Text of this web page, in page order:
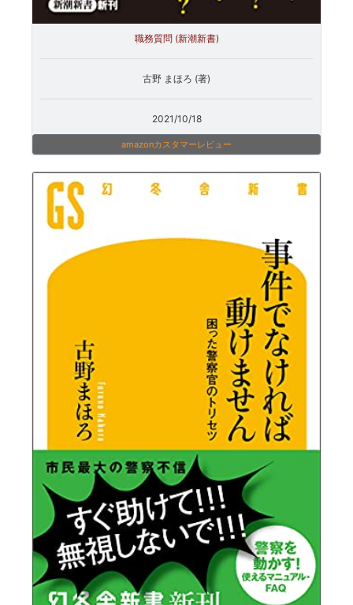
職務質問 (新潮新書)
古野 まほろ (著)
2021/10/18
amazonカスタマーレビュー